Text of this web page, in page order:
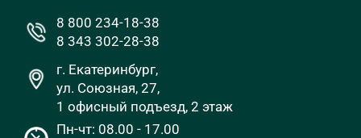
8 800 234-18-38
8 343 302-28-38
г. Екатеринбург,
ул. Союзная, 27,
1 офисный подъезд, 2 этаж
Пн-чт: 08.00 - 17.00